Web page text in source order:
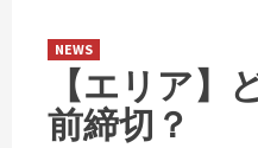
NEWS
【エリア】
前締切？